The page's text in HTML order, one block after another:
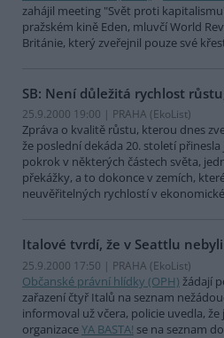
zahájil meeting "Svět proti
pražském kině Eden, mluvčí World
Británie, který zveřejnil pouze své
SB: Není důležitá rychlost
25.9.2000 19:00 | PRAHA (EkoList)
Zpráva o kvalitě růstu, kterou dnes
že poslední dekáda 20. století
pokrok v některých částech světa,
překážky, a to dokonce v zemích,
neuvěřitelných rychlostí v
Italové tvrdí, že v Seattlu nebyli
25.9.2000 17:50 | PRAHA (EkoList)
Občanské právní hlídky (OPH) žádají
zařazení čtyř Italů na seznam
informoval už včera, policie uvedla,
organizaceYA BASTA! se na seznam